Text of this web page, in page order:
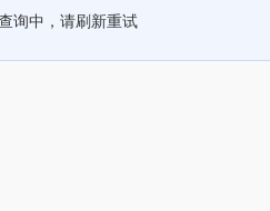
询中，请刷新重试